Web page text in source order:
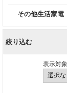
その他生活家電
絞り込む
表示対象